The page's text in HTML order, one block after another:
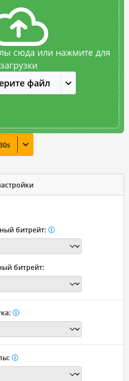
сюда или нажмите для
загрузки
файл
s
битрейт:
битрейт: